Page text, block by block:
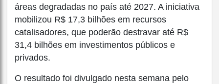
áreas degradadas no país até 2027. A iniciativa
mobilizou R$ 17,3 bilhões em recursos
catalisadores, que poderão destravar até R$
31,4 bilhões em investimentos públicos e
privados.
O resultado foi divulgado nesta semana pelo